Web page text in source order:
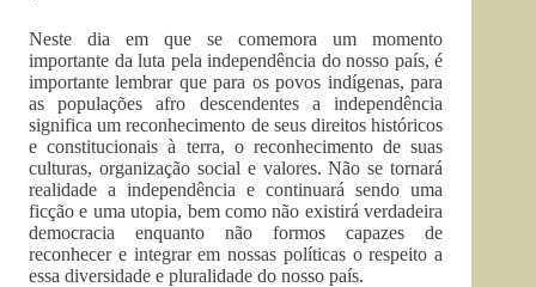
Neste dia em que se comemora um momento
importante da luta pela independência do nosso país, é
importante lembrar que para os povos indígenas, para
as populações afro descendentes a independência
significa um reconhecimento de seus direitos históricos
e constitucionais à terra, o reconhecimento de suas
culturas, organização social e valores. Não se tornará
realidade a independência e continuará sendo uma
ficção e uma utopia, bem como não existirá verdadeira
democracia enquanto não formos capazes de
reconhecer e integrar em nossas políticas o respeito a
essa diversidade e pluralidade do nosso país.